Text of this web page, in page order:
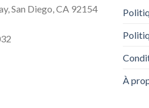
San Diego, CA 92154
À